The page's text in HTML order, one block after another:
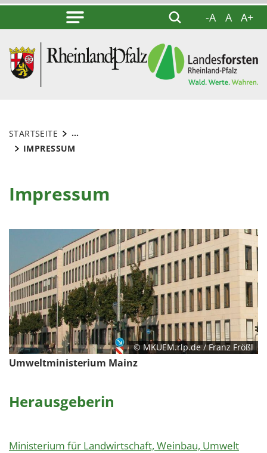
-A A A+
STARTSEITE
...
IMPRESSUM
Impressum
© MKUEM.rlp.de / Franz Frößl
Umweltministerium Mainz
Herausgeberin
Ministerium für Landwirtschaft, Weinbau, Umwelt